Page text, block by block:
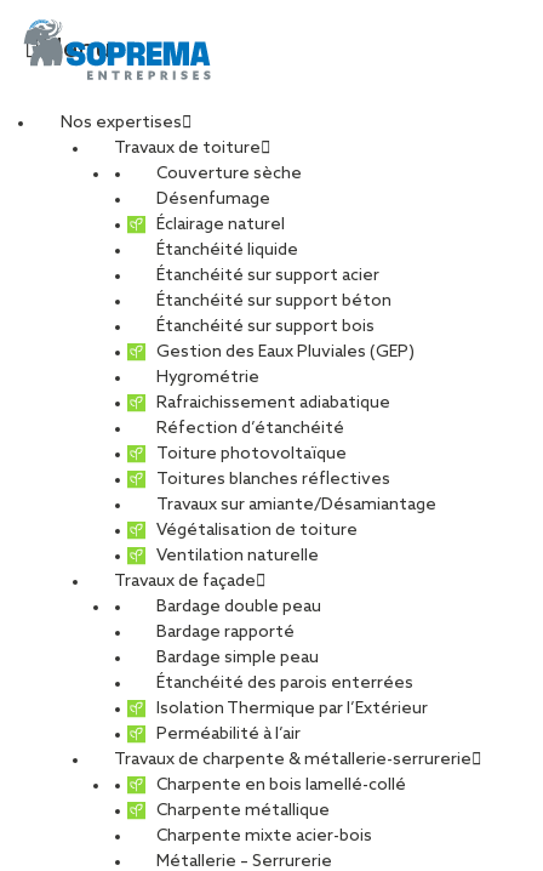
Menu
Nos expertises
Travaux de toiture
Couverture sèche
Désenfumage
Éclairage naturel
Étanchéité liquide
Étanchéité sur support acier
Étanchéité sur support béton
Étanchéité sur support bois
Gestion des Eaux Pluviales (GEP)
Hygrométrie
Rafraichissement adiabatique
Réfection d’étanchéité
Toiture photovoltaïque
Toitures blanches réflectives
Travaux sur amiante/Désamiantage
Végétalisation de toiture
Ventilation naturelle
Travaux de façade
Bardage double peau
Bardage rapporté
Bardage simple peau
Étanchéité des parois enterrées
Isolation Thermique par l’Extérieur
Perméabilité à l’air
Travaux de charpente & métallerie-serrurerie
Charpente en bois lamellé-collé
Charpente métallique
Charpente mixte acier-bois
Métallerie – Serrurerie
cover-article-amiante-
grand-tiny
PARTAGER
17 octobre 2017